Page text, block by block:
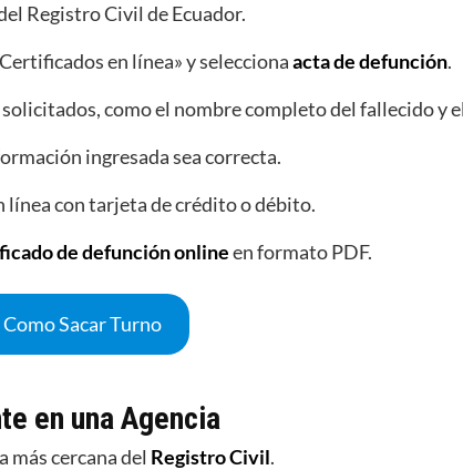
Registro Civil de Ecuador.
en línea» y seleccionaacta de defunción.
como el nombre completo del fallecido y
ingresada sea correcta.
línea con tarjeta de crédito o débito.
de defunción onlineen formato PDF.
Como Sacar Turno
en una Agencia
más cercana del Registro Civil.